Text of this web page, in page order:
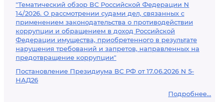
"Тематический обзор ВС Российской Федерации N
14/2026. О рассмотрении судами дел, связанных с
применением законодательства о противодействии
коррупции и обращением в доход Российской
Федерации имущества, приобретенного в результате
нарушения требований и запретов, направленных на
предотвращение коррупции"
Постановление Президиума ВС РФ от 17.06.2026 N 5-
НАД26
Подробнее...